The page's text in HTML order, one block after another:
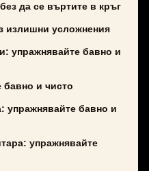
да се въртите в кръг
излишни усложнения
упражнявайте бавно и
бавно и чисто
упражнявайте бавно и
упражнявайте